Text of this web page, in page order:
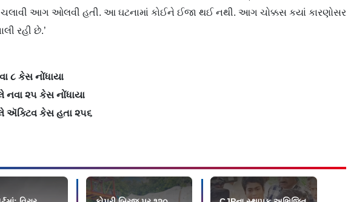
ચલાવી આગ ઓલવી હતી. આ ઘટનામાં કોઈને ઈજા થઈ નથી. આગ ચોક્કસ કયાં કારણોસર
રહી છે.’
૮ કેસ નોંધાયા
નવા ૨૫ કેસ નોંધાયા
ઍક્ટિવ કેસ હતા ૨૫૬